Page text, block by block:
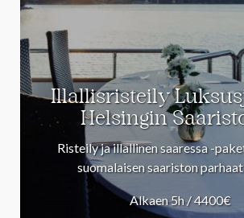
Illallisristeily
Helsingin
Risteily ja illallinen saaressa -
suomalaisen saariston
Alkaen 5h / 4400€